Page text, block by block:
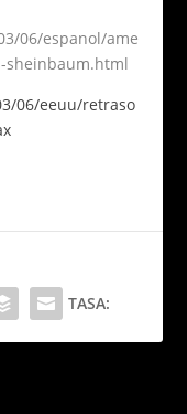
06/espanol/ame
sheinbaum.html
06/eeuu/retraso
TASA: